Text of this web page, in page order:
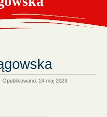
Opublikowano: 24 maj 2023